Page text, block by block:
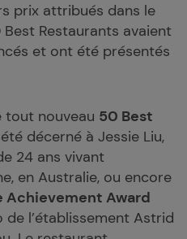
prix attribués dans le
Restaurants avaient
et ont été présentés
tout nouveau 50 Best
décerné à Jessie Liu,
24 ans vivant
en Australie, ou encore
Achievement Award
l’établissement Astrid